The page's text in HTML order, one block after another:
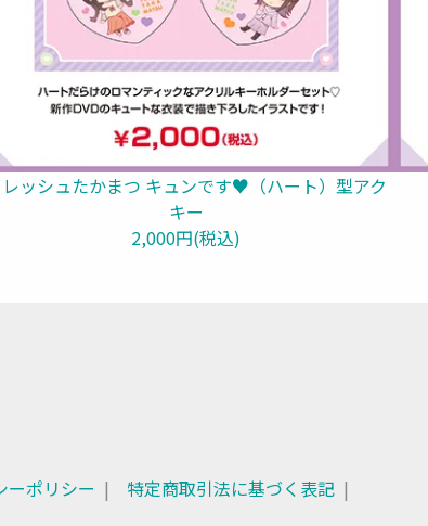
ッシュたかまつ キュンです♥（ハート）型アク
キー
2,000円(税込)
ーポリシー 特定商取引法に基づく表記